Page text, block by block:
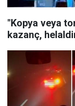
"Kopya veya
kazanç,